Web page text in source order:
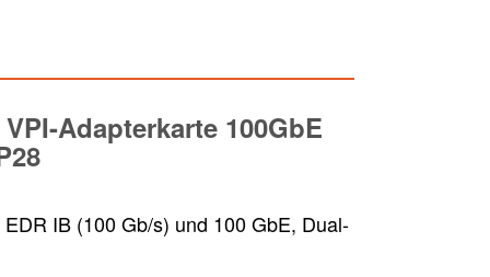
Adapterkarte 100GbE
IB (100 Gb/s) und 100 GbE, Dual-